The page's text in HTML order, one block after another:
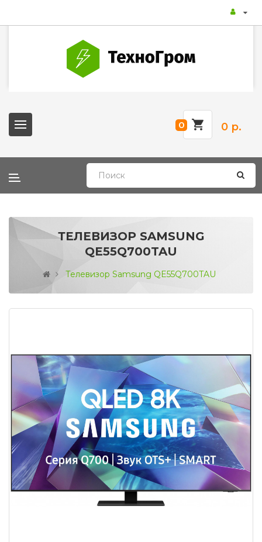
0 0 р.
ТЕЛЕВИЗОР SAMSUNG
QE55Q700TAU
Телевизор Samsung QE55Q700TAU